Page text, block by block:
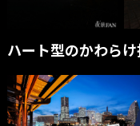
ハート型のかわら